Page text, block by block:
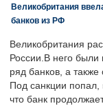
Великобритания
банков из РФ
Великобритания
России.В него
ряд банков, а
Под санкции попал,
что банк